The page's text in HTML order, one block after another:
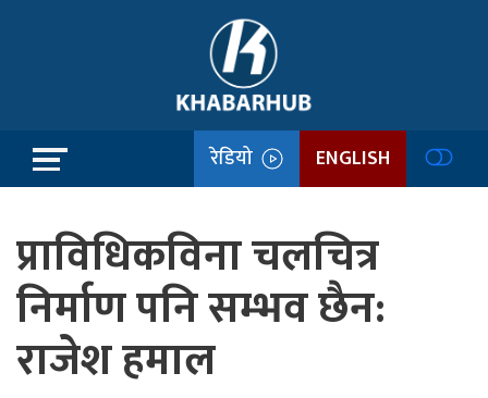
रेडियो ENGLISH
प्राविधिकविना चलचित्र
निर्माण पनि सम्भव छैन:
राजेश हमाल